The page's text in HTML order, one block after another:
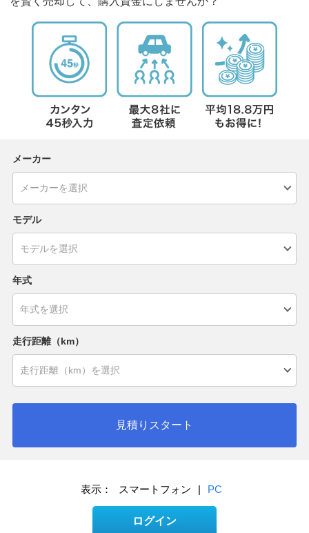
メーカー
モデル
年式
走行距離（km）
見積りスタート
表示： スマートフォン | PC
ログイン